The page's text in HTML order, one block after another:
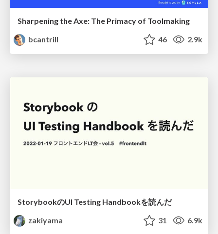
Sharpening the Axe: The Primacy of Toolmaking
bcantrill
46 2.9k
StorybookのUI Testing Handbookを読んだ
zakiyama
31 6.9k